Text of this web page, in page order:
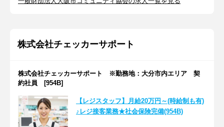
株式会社チェッカーサポート
株式会社チェッカーサポート ※勤務地：大分市内エリア 契
約社員 [954B]
【レジスタッフ】月給20万円～(時給制も有)
♪レジ接客業務★社会保険完備(954B)